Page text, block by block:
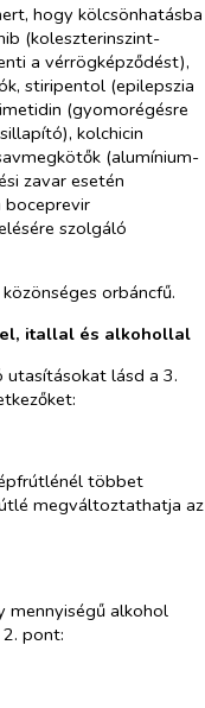
hogy kölcsönhatásba
(koleszterinszint-
a vérrögképződést),
stiripentol (epilepszia
(gyomorégésre
kolchicin
(alumínium-
zavar esetén
szolgáló
orbáncfű.
itallal és alkohollal
lásd a 3.
többet
megváltoztathatja az
mennyiségű alkohol
pont: